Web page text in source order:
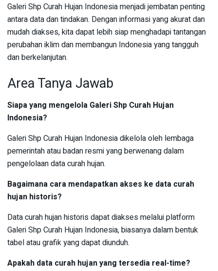
Galeri Shp Curah Hujan Indonesia menjadi jembatan penting
antara data dan tindakan. Dengan informasi yang akurat dan
mudah diakses, kita dapat lebih siap menghadapi tantangan
perubahan iklim dan membangun Indonesia yang tangguh
dan berkelanjutan.
Area Tanya Jawab
Siapa yang mengelola Galeri Shp Curah Hujan
Indonesia?
Galeri Shp Curah Hujan Indonesia dikelola oleh lembaga
pemerintah atau badan resmi yang berwenang dalam
pengelolaan data curah hujan.
Bagaimana cara mendapatkan akses ke data curah
hujan historis?
Data curah hujan historis dapat diakses melalui platform
Galeri Shp Curah Hujan Indonesia, biasanya dalam bentuk
tabel atau grafik yang dapat diunduh.
Apakah data curah hujan yang tersedia real-time?